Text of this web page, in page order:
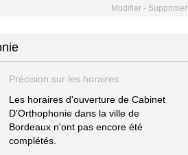
Modifier - Supprimer
Précision sur les horaires :
Les horaires d'ouverture de Cabinet
D'Orthophonie dans la ville de
Bordeaux n'ont pas encore été
complétés.